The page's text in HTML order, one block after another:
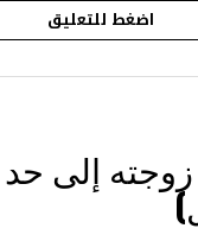
اضغط للتعليق
إلى